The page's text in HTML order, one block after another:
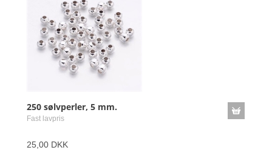
250 sølvperler, 5 mm.
Fast lavpris
25,00 DKK